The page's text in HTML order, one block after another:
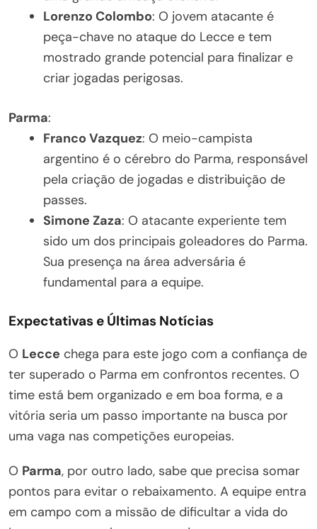
Lorenzo Colombo: O jovem atacante é
peça-chave no ataque do Lecce e tem
mostrado grande potencial para finalizar e
criar jogadas perigosas.
Parma:
Franco Vazquez: O meio-campista
argentino é o cérebro do Parma, responsável
pela criação de jogadas e distribuição de
passes.
Simone Zaza: O atacante experiente tem
sido um dos principais goleadores do Parma.
Sua presença na área adversária é
fundamental para a equipe.
Expectativas e Últimas Notícias
O Lecce chega para este jogo com a confiança de
ter superado o Parma em confrontos recentes. O
time está bem organizado e em boa forma, e a
vitória seria um passo importante na busca por
uma vaga nas competições europeias.
O Parma, por outro lado, sabe que precisa somar
pontos para evitar o rebaixamento. A equipe entra
em campo com a missão de dificultar a vida do